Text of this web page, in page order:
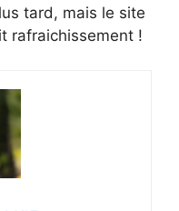
tard, mais le site
rafraichissement !